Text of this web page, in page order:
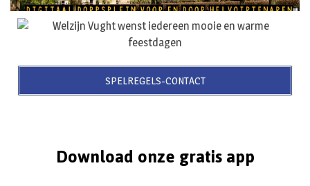
SPELREGELS-CONTACT
Download onze gratis app